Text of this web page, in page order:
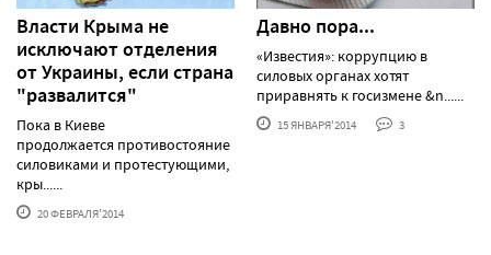
Власти Крыма не
исключают отделения
от Украины, если страна
"развалится"
Пока в Киеве
продолжается противостояние между
силовиками и протестующими,
кры......
20 ФЕВРАЛЯ'2014
Давно пора...
«Известия»: коррупцию в
силовых органах хотят
приравнять к госизмене &n......
15 ЯНВАРЯ'2014 3